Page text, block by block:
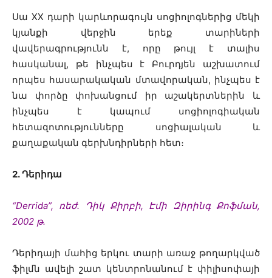
Սա XX դարի կարևորագույն սոցիոլոգներից մեկի
կյանքի վերջին երեք տարիների
վավերագրությունն է, որը թույլ է տալիս
հասկանալ, թե ինչպես է Բուրդյեն աշխատում
որպես հասարակական մտավորական, ինչպես է
նա փորձը փոխանցում իր աշակերտներին և
ինչպես է կապում սոցիոլոգիական
հետազոտությունները սոցիալական և
քաղաքական գերխնդիրների հետ։
2․ Դերիդա
“Derrida”, ռեժ. Դիկ Քիրբի, Էմի Զիրինգ Քոֆման,
2002 թ․
Դերիդայի մահից երկու տարի առաջ թողարկված
ֆիլմն ավելի շատ կենտրոնանում է փիլիսոփայի